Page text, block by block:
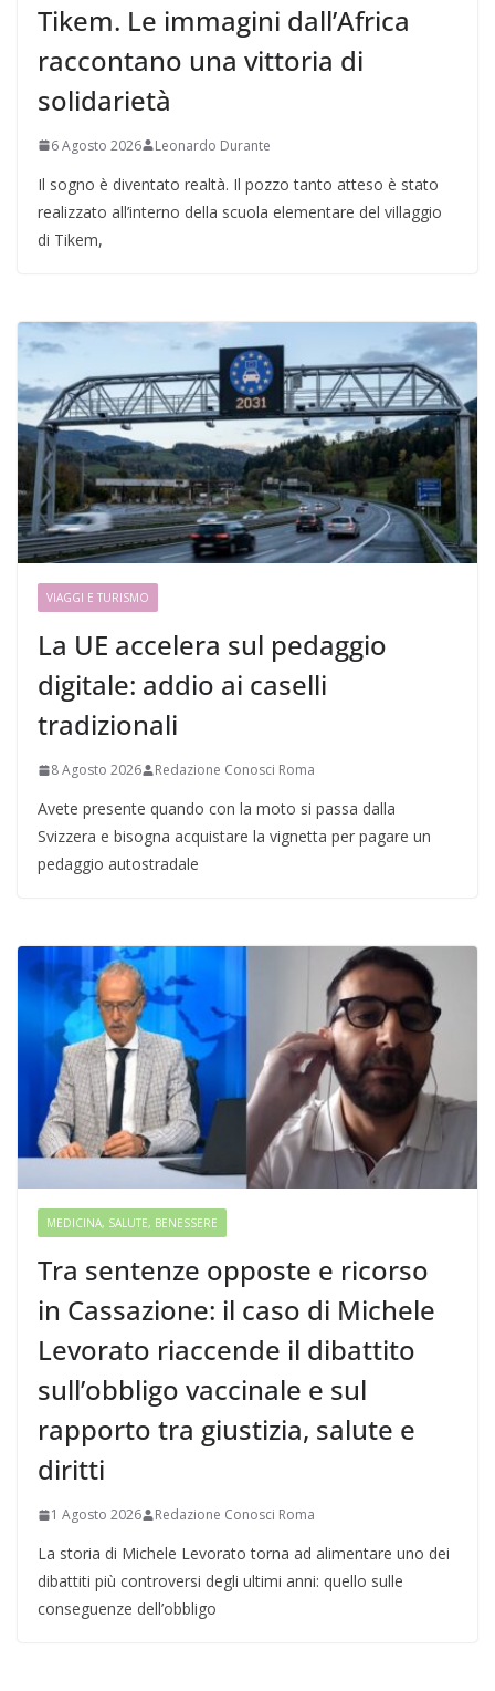
Tikem. Le immagini dall’Africa
raccontano una vittoria di
solidarietà
6 Agosto 2026 Leonardo Durante
Il sogno è diventato realtà. Il pozzo tanto atteso è stato
realizzato all’interno della scuola elementare del villaggio
di Tikem,
VIAGGI E TURISMO
La UE accelera sul pedaggio
digitale: addio ai caselli
tradizionali
8 Agosto 2026 Redazione Conosci Roma
Avete presente quando con la moto si passa dalla
Svizzera e bisogna acquistare la vignetta per pagare un
pedaggio autostradale
MEDICINA, SALUTE, BENESSERE
Tra sentenze opposte e ricorso
in Cassazione: il caso di Michele
Levorato riaccende il dibattito
sull’obbligo vaccinale e sul
rapporto tra giustizia, salute e
diritti
1 Agosto 2026 Redazione Conosci Roma
La storia di Michele Levorato torna ad alimentare uno dei
dibattiti più controversi degli ultimi anni: quello sulle
conseguenze dell’obbligo